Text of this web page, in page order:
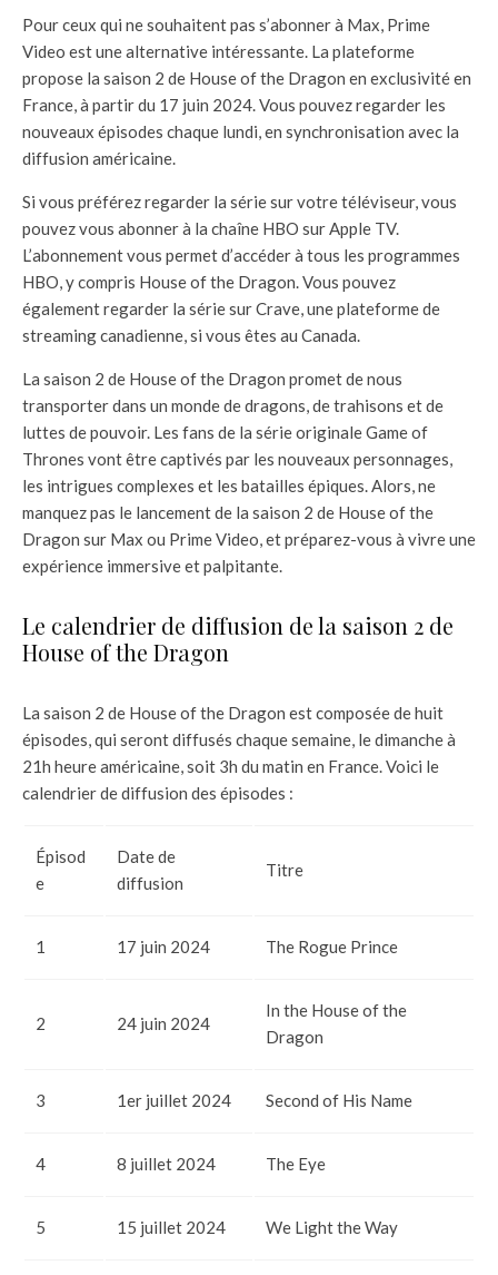
Pour ceux qui ne souhaitent pas s’abonner à Max, Prime
Video est une alternative intéressante. La plateforme
propose la saison 2 de House of the Dragon en exclusivité en
France, à partir du 17 juin 2024. Vous pouvez regarder les
nouveaux épisodes chaque lundi, en synchronisation avec la
diffusion américaine.
Si vous préférez regarder la série sur votre téléviseur, vous
pouvez vous abonner à la chaîne HBO sur Apple TV.
L’abonnement vous permet d’accéder à tous les programmes
HBO, y compris House of the Dragon. Vous pouvez
également regarder la série sur Crave, une plateforme de
streaming canadienne, si vous êtes au Canada.
La saison 2 de House of the Dragon promet de nous
transporter dans un monde de dragons, de trahisons et de
luttes de pouvoir. Les fans de la série originale Game of
Thrones vont être captivés par les nouveaux personnages,
les intrigues complexes et les batailles épiques. Alors, ne
manquez pas le lancement de la saison 2 de House of the
Dragon sur Max ou Prime Video, et préparez-vous à vivre une
expérience immersive et palpitante.
Le calendrier de diffusion de la saison 2 de
House of the Dragon
La saison 2 de House of the Dragon est composée de huit
épisodes, qui seront diffusés chaque semaine, le dimanche à
21h heure américaine, soit 3h du matin en France. Voici le
calendrier de diffusion des épisodes :
Épisod
e
Date de
diffusion
Titre
1 17 juin 2024 The Rogue Prince
2 24 juin 2024
In the House of the
Dragon
3 1er juillet 2024 Second of His Name
4 8 juillet 2024 The Eye
5 15 juillet 2024 We Light the Way